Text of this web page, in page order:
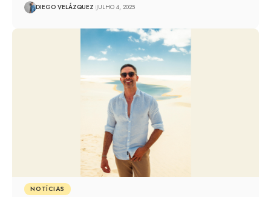
DIEGO VELÁZQUEZ JULHO 4, 2025
NOTÍCIAS